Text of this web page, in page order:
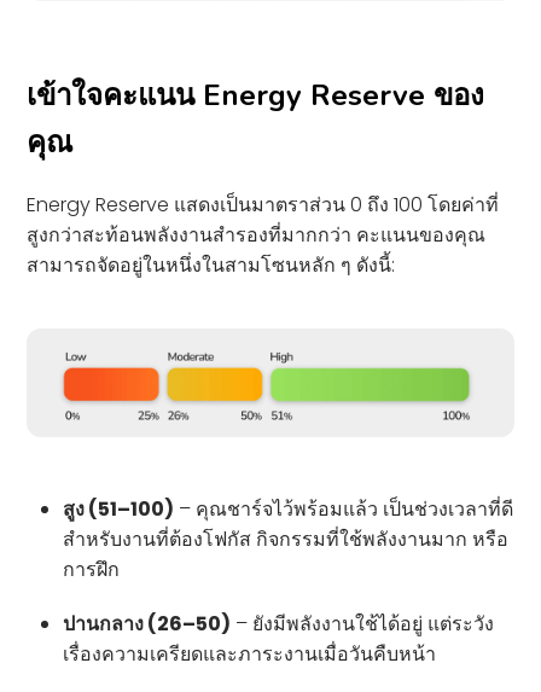
เข้าใจคะแนน Energy Reserve ของ
คุณ
Energy Reserve แสดงเป็นมาตราส่วน 0 ถึง 100 โดยค่าที่
สูงกว่าสะท้อนพลังงานสำรองที่มากกว่า คะแนนของคุณ
สามารถจัดอยู่ในหนึ่งในสามโซนหลัก ๆ ดังนี้:
สูง (51–100) – คุณชาร์จไว้พร้อมแล้ว เป็นช่วงเวลาที่ดี
สำหรับงานที่ต้องโฟกัส กิจกรรมที่ใช้พลังงานมาก หรือ
การฝึก
ปานกลาง (26–50) – ยังมีพลังงานใช้ได้อยู่ แต่ระวัง
เรื่องความเครียดและภาระงานเมื่อวันคืบหน้า